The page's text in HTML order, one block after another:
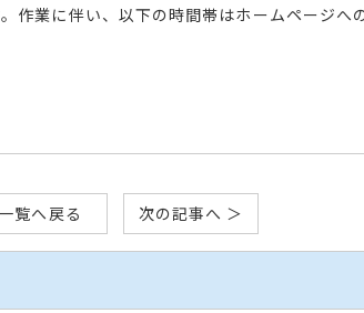
業に伴い、以下の時間帯はホームページへ
一覧へ戻る 次の記事へ ＞